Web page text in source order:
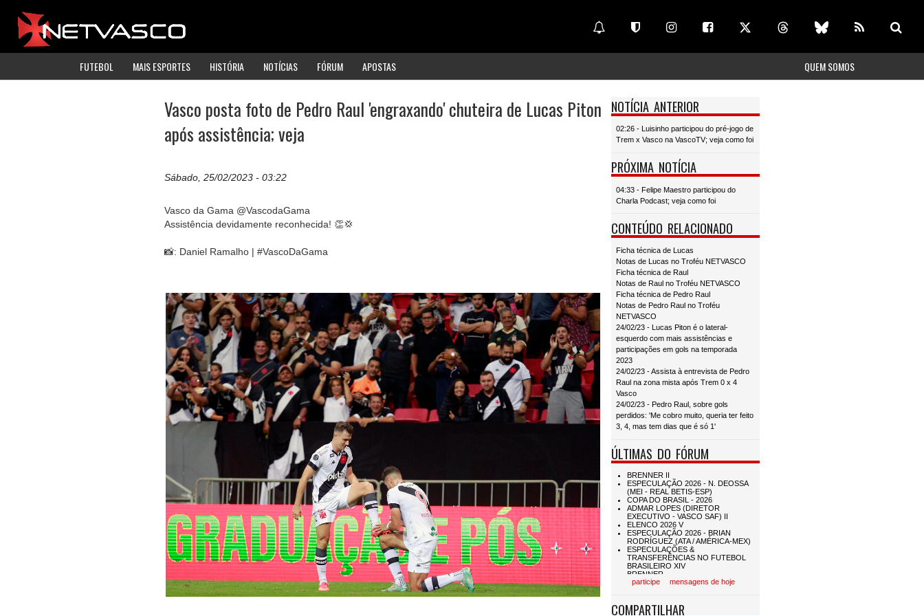
FUTEBOL MAIS ESPORTES HISTÓRIA NOTÍCIAS FÓRUM APOSTAS QUEM SOMOS
Vasco posta foto de Pedro Raul 'engraxando' chuteira de Lucas Piton
após assistência; veja
Sábado, 25/02/2023 - 03:22
Vasco da Gama @VascodaGama
Assistência devidamente reconhecida! 👏💢
📸: Daniel Ramalho | #VascoDaGama
NOTÍCIA ANTERIOR
02:26 - Luisinho participou do pré-jogo de
Trem x Vasco na VascoTV; veja como foi
PRÓXIMA NOTÍCIA
04:33 - Felipe Maestro participou do
Charla Podcast; veja como foi
CONTEÚDO RELACIONADO
Ficha técnica de Lucas
Notas de Lucas no Troféu NETVASCO
Ficha técnica de Raul
Notas de Raul no Troféu NETVASCO
Ficha técnica de Pedro Raul
Notas de Pedro Raul no Troféu
NETVASCO
24/02/23 - Lucas Piton é o lateral-
esquerdo com mais assistências e
participações em gols na temporada
2023
24/02/23 - Assista à entrevista de Pedro
Raul na zona mista após Trem 0 x 4
Vasco
24/02/23 - Pedro Raul, sobre gols
perdidos: 'Me cobro muito, queria ter feito
3, 4, mas tem dias que é só 1'
ÚLTIMAS DO FÓRUM
participe mensagens de hoje
COMPARTILHAR